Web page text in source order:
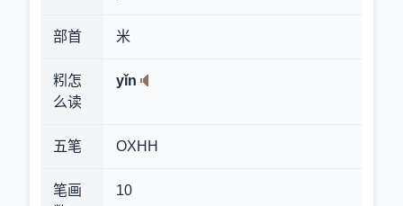
部首 米
粌怎
么读
yǐn
五笔 OXHH
笔画
10